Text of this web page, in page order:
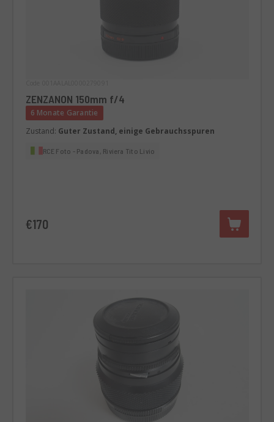
ZENZANON 150mm f/4
6 Monate Garantie
Zustand: Guter Zustand, einige Gebrauchsspuren
RCE Foto - Padova, Riviera Tito Livio
€170